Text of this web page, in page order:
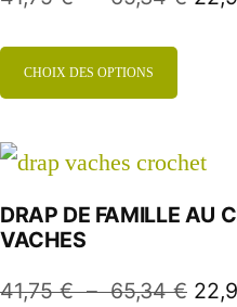
CHOIX DES OPTIONS
DRAP DE FAMILLE AU
VACHES
41,75€ – 65,34€